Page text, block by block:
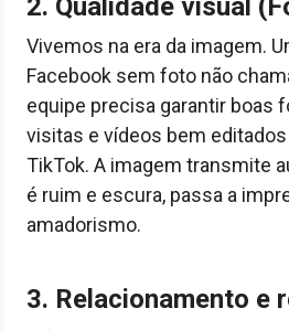
2. Qualidade visual
Vivemos na era da imagem.
Facebook sem foto não
equipe precisa garantir boas
visitas e vídeos bem
TikTok. A imagem transmite
é ruim e escura, passa a
amadorismo.
3. Relacionamento e